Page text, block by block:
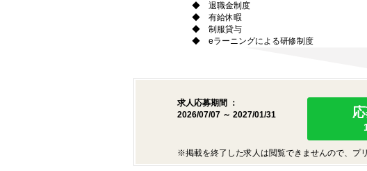
◆ 退職金制度
◆ 有給休暇
◆ 制服貸与
◆ eラーニングによる研修制度
求人応募期間 ：
2026/07/07 ～ 2027/01/31
※掲載を終了した求人は閲覧できませんので、プ